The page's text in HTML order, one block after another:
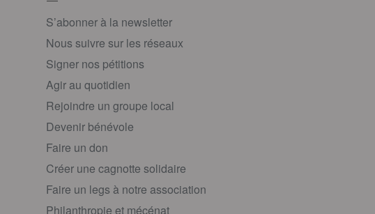
S’abonner à la newsletter
Nous suivre sur les réseaux
Signer nos pétitions
Agir au quotidien
Rejoindre un groupe local
Devenir bénévole
Faire un don
Créer une cagnotte solidaire
Faire un legs à notre association
Philanthropie et mécénat